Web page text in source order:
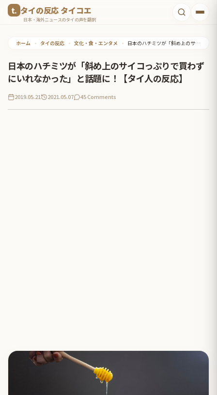
タイの反応 タイコエ
日本・海外ニュースのタイの声を翻訳
ホーム • タイの反応 • 文化・食・エンタメ • 日本のハチミツが「斜め上のサイコっぷりで買わずにいれなかった」と話題に！【タイ人の反応】
日本のハチミツが「斜め上のサイコっぷりで買わず
にいれなかった」と話題に！【タイ人の反応】
2019.05.21 2021.05.07 45 Comments